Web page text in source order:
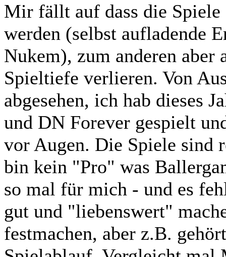
Mir fällt auf dass die
werden (selbst aufladende
Nukem), zum anderen aber
Spieltiefe verlieren. Von
abgesehen, ich hab dieses
und DN Forever gespielt
vor Augen. Die Spiele sind
bin kein "Pro" was
so mal für mich - und es
gut und "liebenswert"
festmachen, aber z.B.